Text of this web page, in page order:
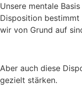
Unsere mentale
Disposition
wir von Grund auf
Aber auch diese
gezielt stärken.